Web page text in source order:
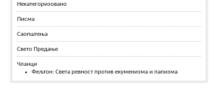
Некатегоризовано
Писма
Саопштења
Свето Предање
Чланци
Фељтон: Света ревност против екуменизма и папизма